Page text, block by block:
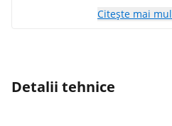
Citește mai
Detalii tehnice